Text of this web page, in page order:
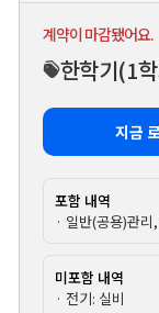
계약이 마감됐어요.
한학기(1
지금
포함 내역
· 일반(공용)관
미포함 내역
· 전기: 실비